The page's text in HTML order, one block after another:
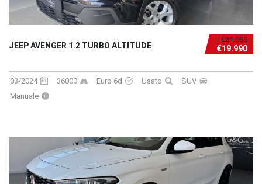
€21.990
€19.990
JEEP AVENGER 1.2 TURBO ALTITUDE
03/2024 36000 Euro 6d Usato
SUV
Manuale